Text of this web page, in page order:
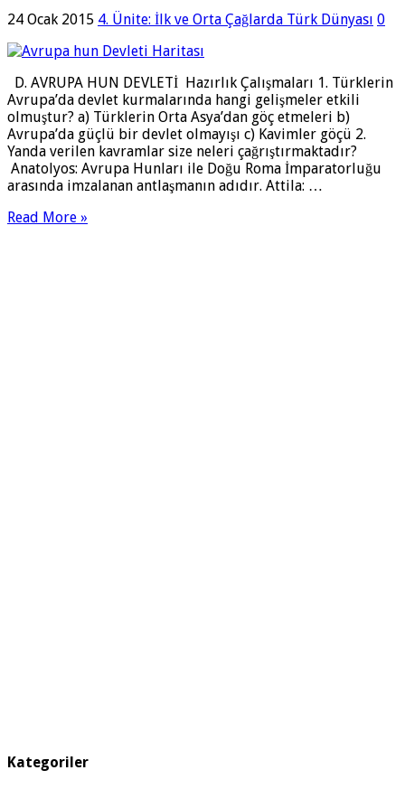
24 Ocak 2015 4. Ünite: İlk ve Orta Çağlarda Türk Dünyası 0
D. AVRUPA HUN DEVLETİ Hazırlık Çalışmaları 1. Türklerin
Avrupa’da devlet kurmalarında hangi gelişmeler etkili
olmuştur? a) Türklerin Orta Asya’dan göç etmeleri b)
Avrupa’da güçlü bir devlet olmayışı c) Kavimler göçü 2.
Yanda verilen kavramlar size neleri çağrıştırmaktadır?
Anatolyos: Avrupa Hunları ile Doğu Roma İmparatorluğu
arasında imzalanan antlaşmanın adıdır. Attila: …
Read More »
Kategoriler